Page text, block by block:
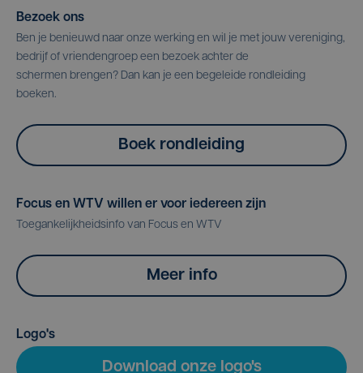
Bezoek ons
Ben je benieuwd naar onze werking en wil je met jouw vereniging,
bedrijf of vriendengroep een bezoek achter de
schermen brengen? Dan kan je een begeleide rondleiding
boeken.
Boek rondleiding
Focus en WTV willen er voor iedereen zijn
Toegankelijkheidsinfo van Focus en WTV
Meer info
Logo's
Download onze logo's